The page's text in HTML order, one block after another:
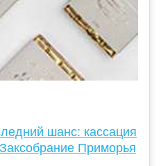
шанс: кассация
Приморья